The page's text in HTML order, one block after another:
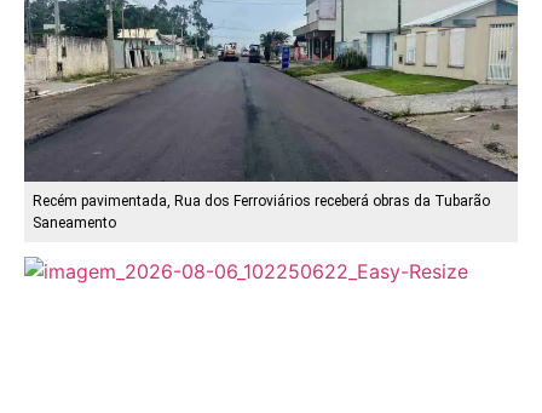
Recém pavimentada, Rua dos Ferroviários receberá obras da Tubarão
Saneamento